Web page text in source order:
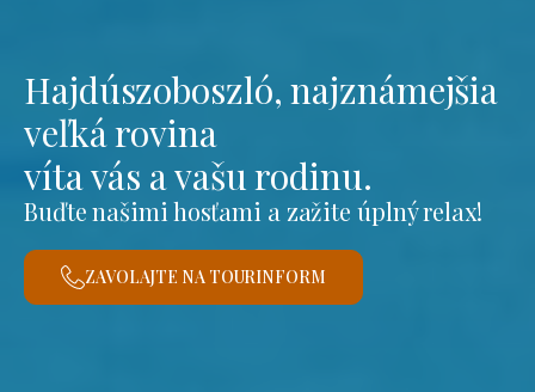
Hajdúszoboszló, najznámejšia
veľká rovina
víta vás a vašu rodinu.
Buďte našimi hosťami a zažite úplný relax!
ZAVOLAJTE NA TOURINFORM